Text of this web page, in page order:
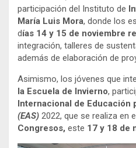
participación del Instituto de
María Luis Mora, donde los
días 14 y 15 de noviembre
integración, talleres de
además de elaboración de
Asimismo, los jóvenes que
la Escuela de Invierno,
Internacional de Educación
(EAS) 2022, que se realiza en e
Congresos, este 17 y 18 de